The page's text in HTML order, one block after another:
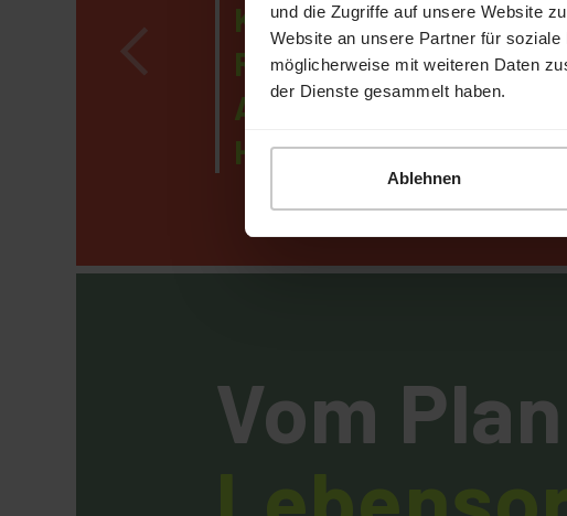
und die Zugriffe auf unsere Website
Website an unsere Partner für
möglicherweise mit weiteren Daten
der Dienste gesammelt haben.
Ablehnen
Kauf
Rohner-
Areal durch
HIAG
der
AG
Vom